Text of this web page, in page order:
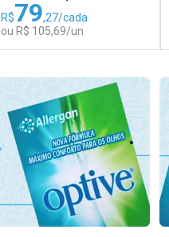
R$79,27/cada
ou R$ 105,69/un
Laboratório
Por Menos